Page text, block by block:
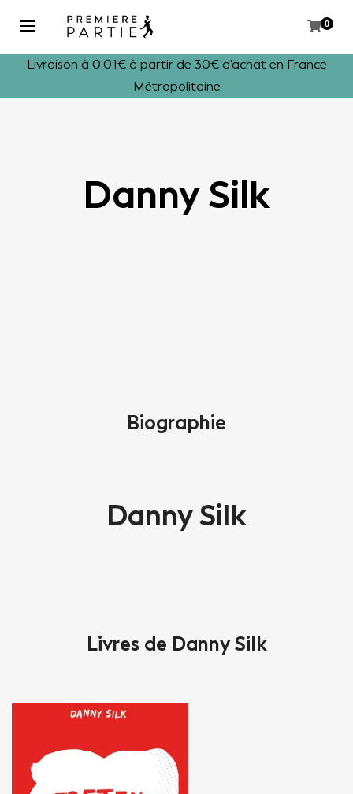
0
Livraison à 0,01€ à partir de 30€ d'achat en France
Métropolitaine
Danny Silk
Biographie
Danny Silk
Livres de Danny Silk